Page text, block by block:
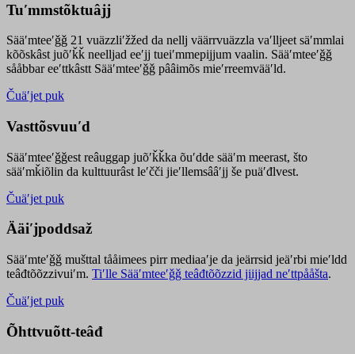
Tuʹmmstõktuâjj
Sääʹmteeʹǧǧ 21 vuäzzliʹžžed da nellj väärrvuäzzla vaʹlljeet säʹmmlai
kõõskâst juõʹǩǩ neelljad eeʹjj tueiʹmmepijjum vaalin. Sääʹmteeʹǧǧ
sååbbar eeʹttkâstt Sääʹmteeʹǧǧ pââimõs mieʹrreemvääʹld.
Čuäʹjet puk
Vasttõsvuuʹd
Sääʹmteeʹǧǧest reâuggap juõʹǩǩka õuʹdde sääʹm meerast, što
sääʹmǩiõlin da kulttuurâst leʹčči jieʹllemsââʹjj še puäʹđlvest.
Čuäʹjet puk
Ääiʹjpoddsaž
Sääʹmteʹǧǧ mušttal tååimees pirr mediaaʹje da jeärrsid jeäʹrbi mieʹldd
teâđtõõzzivuiʹm. Tiʹlle Sääʹmteeʹǧǧ teâđtõõzzid jiijjad neʹttpååšta.
Čuäʹjet puk
Õhttvuõtt-teâđ